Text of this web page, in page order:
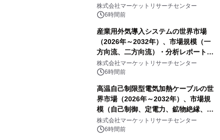
他）・分析レポートを発表
株式会社マーケットリサーチセンター
6時間前
産業用外気導入システムの世界市場
（2026年～2032年）、市場規模（一
方向流、二方向流）・分析レポートを
発表
株式会社マーケットリサーチセンター
6時間前
高温自己制限型電気加熱ケーブルの世
界市場（2026年～2032年）、市場規
模（自己制御、定電力、鉱物絶縁、表
皮効果）・分析レポートを発表
株式会社マーケットリサーチセンター
6時間前